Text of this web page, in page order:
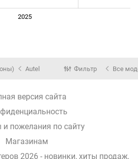
2025
Autel Фильтр Все
версия сайта
и пожелания по сайту
Магазинам
2026 - новинки, хиты продаж,